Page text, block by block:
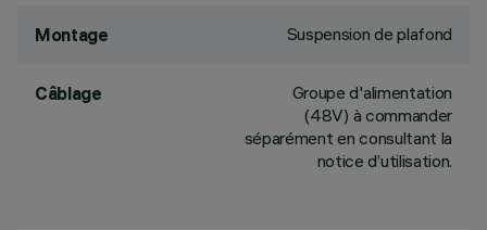
Montage Suspension de plafond
Câblage
Groupe d'alimentation
(48V) à commander
séparément en consultant la
notice d’utilisation.